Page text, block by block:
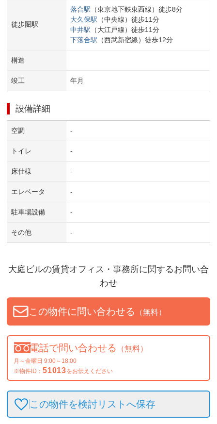
徒歩圏駅
落合駅 （東京地下鉄東西線） 徒歩8分
大久保駅 （中央線） 徒歩11分
中井駅 （大江戸線） 徒歩11分
下落合駅 （西武新宿線） 徒歩12分
構造
竣工 年月
設備詳細
空調 -
トイレ -
床仕様 -
エレベータ -
駐車場設備 -
その他 -
大庭ビルの賃貸オフィス・事務所に関するお問い合
わせ
この物件に問い合わせる （無料）
電話で問い合わせる （無料）
月～金曜日 9:00～18:00
※物件ID： 51013をお伝えください
この物件を検討リストへ保存